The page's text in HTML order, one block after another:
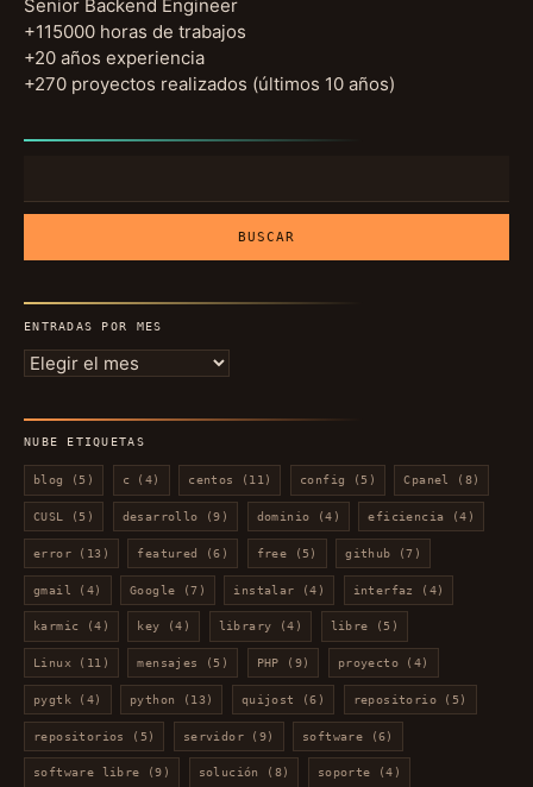
Senior Backend Engineer
+115000 horas de trabajos
+20 años experiencia
+270 proyectos realizados (últimos 10 años)
ENTRADAS POR MES
Entradas
NUBE ETIQUETAS
blog (5) c (4) centos (11) config (5) Cpanel (8)
CUSL (5) desarrollo (9) dominio (4) eficiencia (4)
error(13) featured (6) free (5) github (7)
gmail (4) Google (7) instalar (4) interfaz (4)
karmic (4) key (4) library (4) libre (5)
Linux(11) mensajes (5) PHP (9) proyecto (4)
pygtk (4) python (13) quijost (6) repositorio (5)
repositorios (5) servidor(9) software (6)
software libre (9) solución (8) soporte (4)